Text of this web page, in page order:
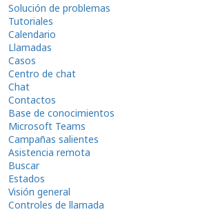
Solución de problemas
Tutoriales
Calendario
Llamadas
Casos
Centro de chat
Chat
Contactos
Base de conocimientos
Microsoft Teams
Campañas salientes
Asistencia remota
Buscar
Estados
Visión general
Controles de llamada